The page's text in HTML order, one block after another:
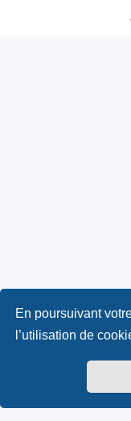
En poursuivant
l’utilisation de